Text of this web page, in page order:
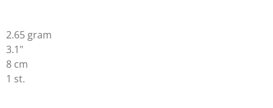
2.65 gram
3.1"
8 cm
1 st.